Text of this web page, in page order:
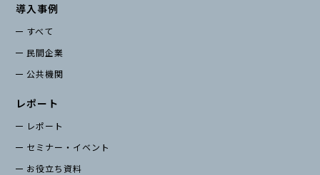
導入事例
すべて
民間企業
公共機関
レポート
レポート
セミナー・イベント
お役立ち資料